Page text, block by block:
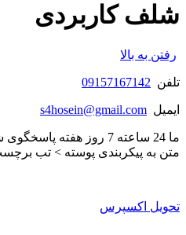
شلف کاربردی
رفتن به بالا
تلفن 09157167142
ایمیل s4hosein@gmail.com
ما 24 ساعته 7 روز هفته
متن به پیکربندی پوسته > تب
تحویل اکسپرس